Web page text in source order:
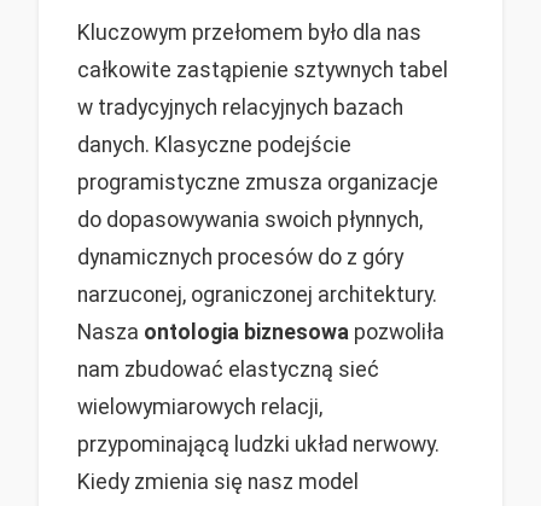
Kluczowym przełomem było dla nas
całkowite zastąpienie sztywnych tabel
w tradycyjnych relacyjnych bazach
danych. Klasyczne podejście
programistyczne zmusza organizacje
do dopasowywania swoich płynnych,
dynamicznych procesów do z góry
narzuconej, ograniczonej architektury.
Nasza ontologia biznesowa pozwoliła
nam zbudować elastyczną sieć
wielowymiarowych relacji,
przypominającą ludzki układ nerwowy.
Kiedy zmienia się nasz model